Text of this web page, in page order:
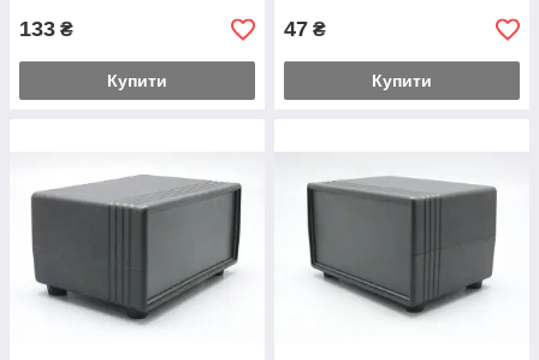
133 ₴
Купити
47 ₴
Купити